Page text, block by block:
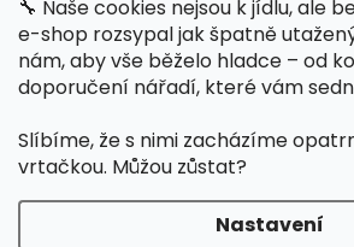
🔧 Naše cookies nejsou k jídlu, ale
e-shop rozsypal jak špatně
nám, aby vše běželo hladce – od
doporučení nářadí, které vám
Slíbíme, že s nimi zacházíme
vrtačkou. Můžou zůstat?
Nastavení
Provozní doba
Po-Čt / 8:00 - 15:00
Polední přestávka /11:00 - 11:30